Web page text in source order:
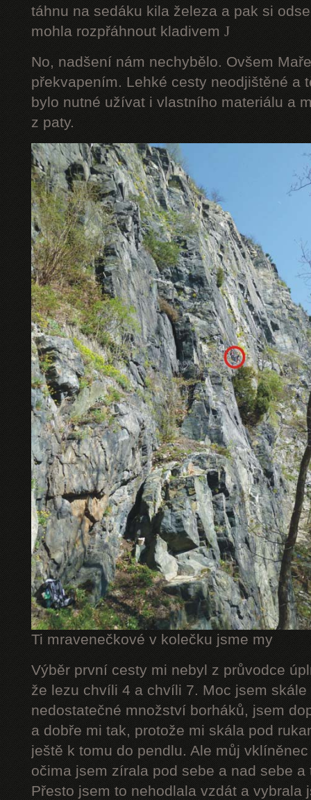
táhnu na sedáku kila železa a pak si
mohla rozpřáhnout kladivem J
No, nadšení nám nechybělo. Ovšem
překvapením. Lehké cesty neodjištěné a
bylo nutné užívat i vlastního materiálu a
z paty.
Ti mravenečkové v kolečku jsme my
Výběr první cesty mi nebyl z průvodce
že lezu chvíli 4 a chvíli 7. Moc jsem
nedostatečné množství borháků, jsem
a dobře mi tak, protože mi skála pod
ještě k tomu do pendlu. Ale můj
očima jsem zírala pod sebe a nad sebe
Přesto jsem to nehodlala vzdát a vybrala